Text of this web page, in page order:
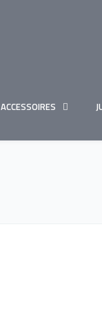
ACCESSOIRES